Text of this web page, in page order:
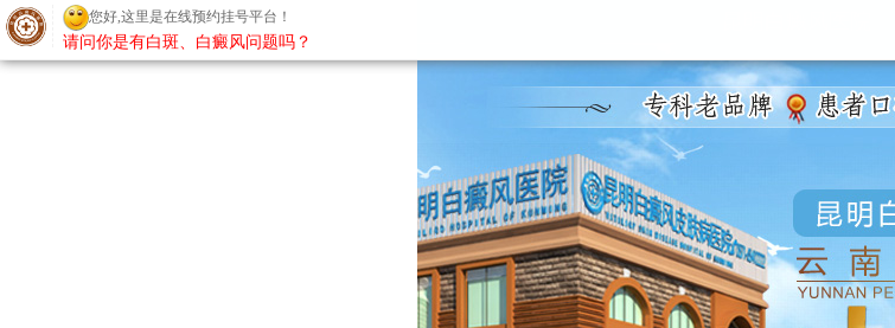
您好,这里是在线预约挂号平台！
请问你是有白斑、白癜风问题吗？